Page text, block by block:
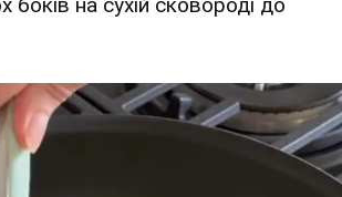
на сухій сковороді до